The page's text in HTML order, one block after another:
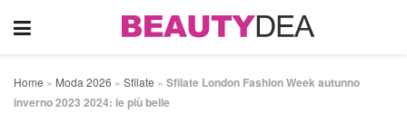
Home » Moda 2026 » Sfilate » Sfilate London Fashion Week autunno
inverno 2023 2024: le più belle